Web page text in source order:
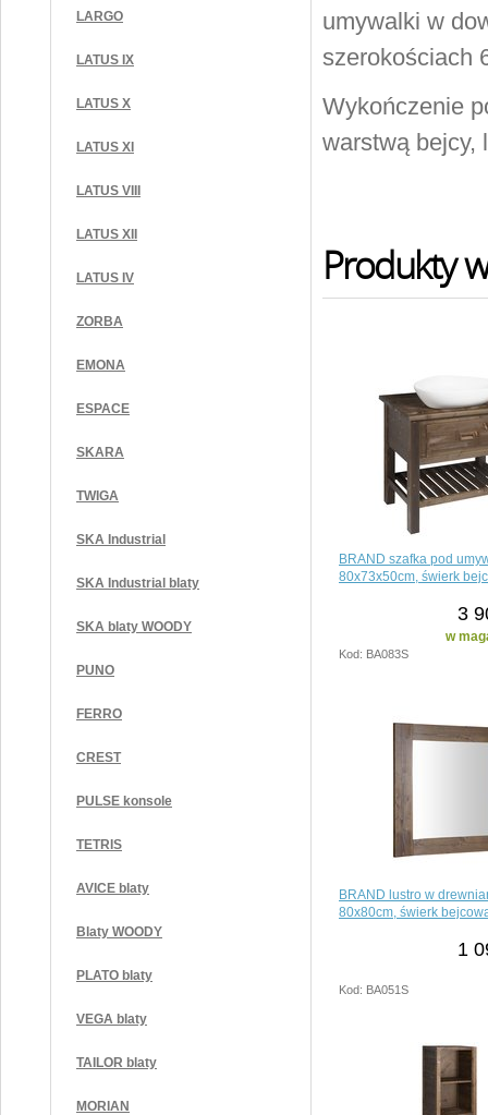
LARGO
LATUS IX
LATUS X
LATUS XI
LATUS VIII
LATUS XII
LATUS IV
ZORBA
EMONA
ESPACE
SKARA
TWIGA
SKA Industrial
SKA Industrial blaty
SKA blaty WOODY
PUNO
FERRO
CREST
PULSE konsole
TETRIS
AVICE blaty
Blaty WOODY
PLATO blaty
VEGA blaty
TAILOR blaty
MORIAN
umywalki w
szerokościach
Wykończenie
warstwą bejcy,
Produkty
BRAND szafka pod
80x73x50cm, świerk
3
w
Kod: BA083S
BRAND lustro w
80x80cm, świerk
1
Kod: BA051S